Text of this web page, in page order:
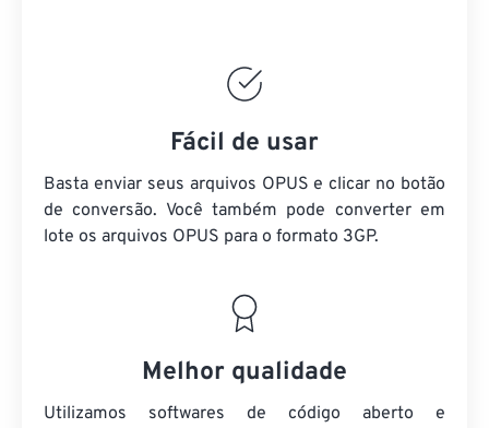
Fácil de usar
Basta enviar seus arquivos OPUS e clicar no botão
de conversão. Você também pode converter em
lote os arquivos OPUS para o formato 3GP.
Melhor qualidade
Utilizamos softwares de código aberto e